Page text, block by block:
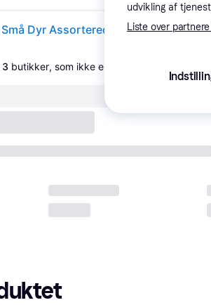
Dyr Assorterede Farver Fritter
3 butikker, som ikke er betalende kunde i
udvikling af
Liste over